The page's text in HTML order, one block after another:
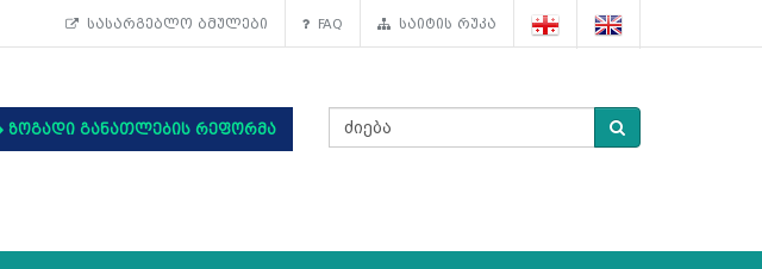
სასარგებლო ბმულები FAQ საიტის რუკა
ზოგადი განათლების რეფორმა